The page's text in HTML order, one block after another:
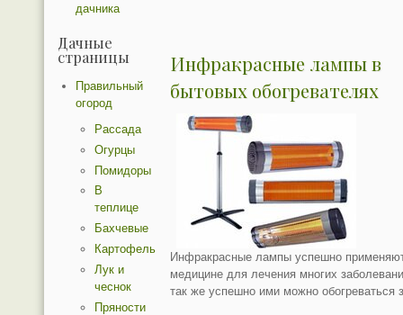
Инфракрасные лампы в
бытовых обогревателях
Инфракрасные лампы успешно
медицине для лечения многих
так же успешно ими можно обогреваться
дачника
Дачные
страницы
Правильный
огород
Рассада
Огурцы
Помидоры
В
теплице
Бахчевые
Картофель
Лук и
чеснок
Пряности